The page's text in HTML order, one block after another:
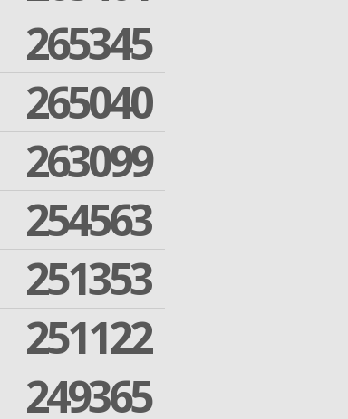
265345
265040
263099
254563
251353
251122
249365